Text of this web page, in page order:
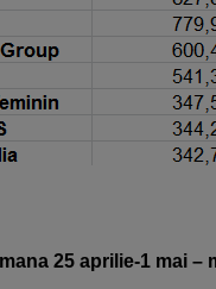
25 aprilie-1 mai –